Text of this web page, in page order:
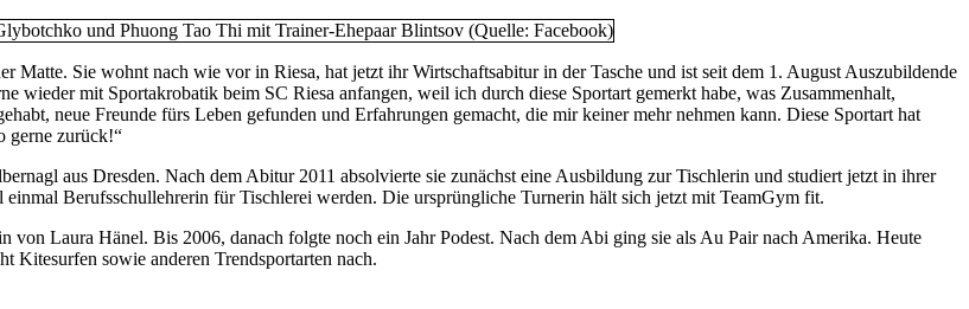
Matte. Sie wohnt nach wie vor in Riesa, hat jetzt ihr Wirtschaftsabitur in der Tasche und ist seit dem 1. August Auszubildende
wieder mit Sportakrobatik beim SC Riesa anfangen, weil ich durch diese Sportart gemerkt habe, was Zusammenhalt,
neue Freunde fürs Leben gefunden und Erfahrungen gemacht, die mir keiner mehr nehmen kann. Diese Sportart hat
gerne zurück!“
aus Dresden. Nach dem Abitur 2011 absolvierte sie zunächst eine Ausbildung zur Tischlerin und studiert jetzt in ihrer
Berufsschullehrerin für Tischlerei werden. Die ursprüngliche Turnerin hält sich jetzt mit TeamGym fit.
von Laura Hänel. Bis 2006, danach folgte noch ein Jahr Podest. Nach dem Abi ging sie als Au Pair nach Amerika. Heute
Kitesurfen sowie anderen Trendsportarten nach.